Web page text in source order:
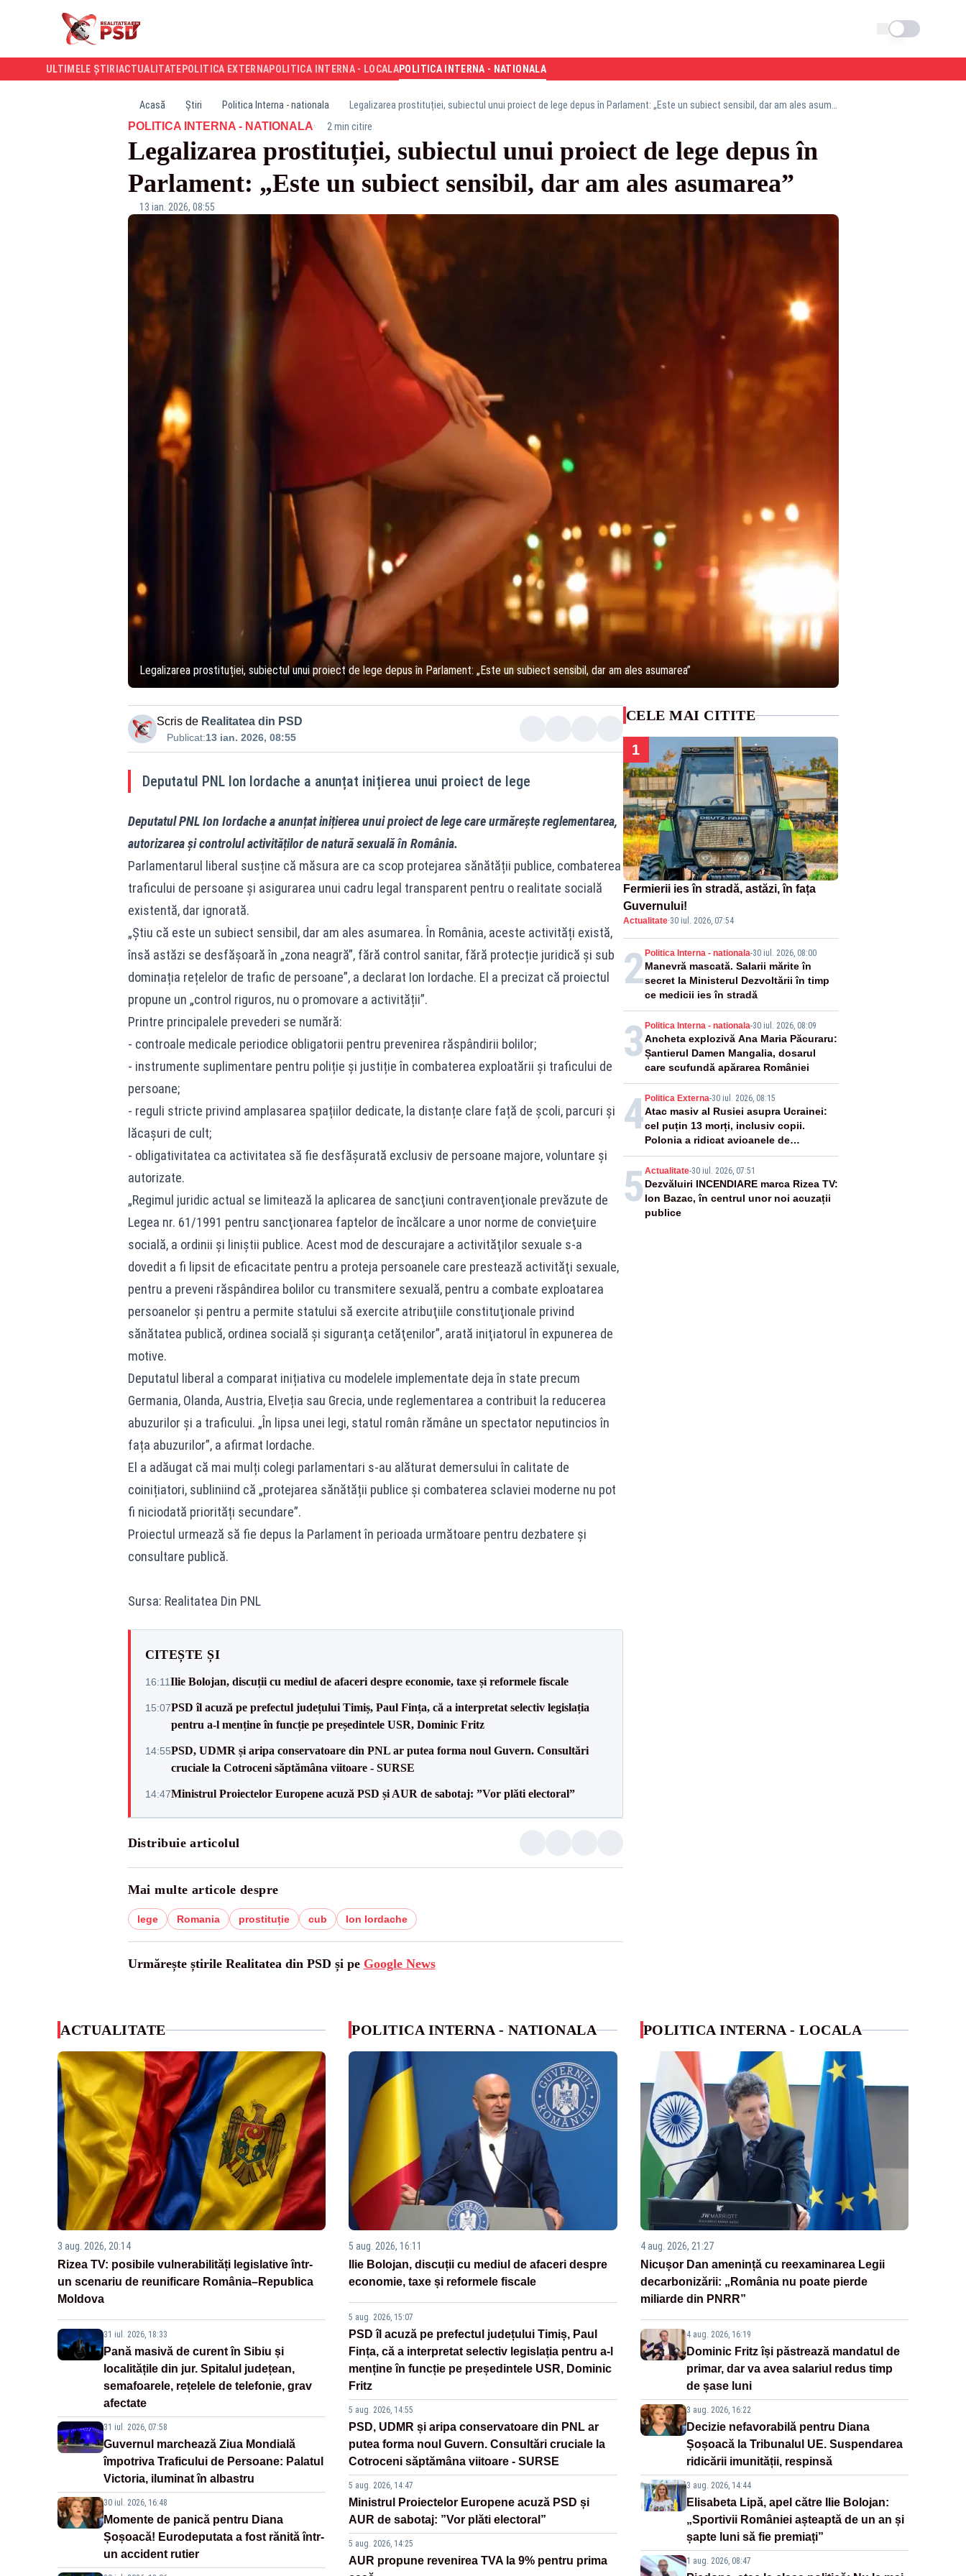
Schimba tema
ULTIMELE ȘTIRI ACTUALITATE POLITICA EXTERNAPOLITICA INTERNA - LOCALAPOLITICA INTERNA - NATIONALA
Acasă Știri Politica Interna - nationala
POLITICA INTERNA - NATIONALA· 2 min citire
Legalizarea prostituției, subiectul unui proiect de lege depus în
Parlament: „Este un subiect sensibil, dar am ales asumarea”
13 ian. 2026, 08:55
Legalizarea prostituției, subiectul unui proiect de lege depus în Parlament: „Este un subiect sensibil, dar am ales asumarea”
Scris de Realitatea din PSD
Publicat:13 ian. 2026, 08:55
Deputatul PNL Ion Iordache a anunțat inițierea unui proiect de lege
Deputatul PNL Ion Iordache a anunțat inițierea unui proiect de lege care urmărește reglementarea,
autorizarea și controlul activităților de natură sexuală în România.
Parlamentarul liberal susține că măsura are ca scop protejarea sănătății publice, combaterea
traficului de persoane și asigurarea unui cadru legal transparent pentru o realitate socială
existentă, dar ignorată.
„Știu că este un subiect sensibil, dar am ales asumarea. În România, aceste activități există,
însă astăzi se desfășoară în „zona neagră”, fără control sanitar, fără protecție juridică și sub
dominația rețelelor de trafic de persoane”, a declarat Ion Iordache. El a precizat că proiectul
propune un „control riguros, nu o promovare a activității”.
Printre principalele prevederi se numără:
- controale medicale periodice obligatorii pentru prevenirea răspândirii bolilor;
- instrumente suplimentare pentru poliție și justiție în combaterea exploatării și traficului de
persoane;
- reguli stricte privind amplasarea spațiilor dedicate, la distanțe clare față de școli, parcuri și
lăcașuri de cult;
- obligativitatea ca activitatea să fie desfășurată exclusiv de persoane majore, voluntare și
autorizate.
„Regimul juridic actual se limitează la aplicarea de sancţiuni contravenţionale prevăzute de
Legea nr. 61/1991 pentru sancţionarea faptelor de încălcare a unor norme de convieţuire
socială, a ordinii şi liniştii publice. Acest mod de descurajare a activităţilor sexuale s-a
dovedit a fi lipsit de eficacitate pentru a proteja persoanele care prestează activităţi sexuale,
pentru a preveni răspândirea bolilor cu transmitere sexuală, pentru a combate exploatarea
persoanelor şi pentru a permite statului să exercite atribuţiile constituţionale privind
sănătatea publică, ordinea socială şi siguranţa cetăţenilor”, arată iniţiatorul în expunerea de
motive.
Deputatul liberal a comparat inițiativa cu modelele implementate deja în state precum
Germania, Olanda, Austria, Elveția sau Grecia, unde reglementarea a contribuit la reducerea
abuzurilor și a traficului. „În lipsa unei legi, statul român rămâne un spectator neputincios în
fața abuzurilor”, a afirmat Iordache.
El a adăugat că mai mulți colegi parlamentari s-au alăturat demersului în calitate de
coinițiatori, subliniind că „protejarea sănătății publice și combaterea sclaviei moderne nu pot
fi niciodată priorități secundare”.
Proiectul urmează să fie depus la Parlament în perioada următoare pentru dezbatere și
consultare publică.
Sursa: Realitatea Din PNL
CITEȘTE ȘI
16:11Ilie Bolojan, discuții cu mediul de afaceri despre economie, taxe și reformele fiscale
15:07PSD îl acuză pe prefectul județului Timiș, Paul Fința, că a interpretat selectiv legislația
pentru a-l menține în funcție pe președintele USR, Dominic Fritz
14:55PSD, UDMR și aripa conservatoare din PNL ar putea forma noul Guvern. Consultări
cruciale la Cotroceni săptămâna viitoare - SURSE
14:47Ministrul Proiectelor Europene acuză PSD și AUR de sabotaj: ”Vor plăti electoral”
Distribuie articolul
Mai multe articole despre
lege Romania prostituție cub Ion Iordache
Urmărește știrile Realitatea din PSD și pe Google News
CELE MAI CITITE
1
Fermierii ies în stradă, astăzi, în fața
Guvernului!
Actualitate·30 iul. 2026, 07:54
2 Politica Interna - nationala-30 iul. 2026, 08:00
Manevră mascată. Salarii mărite în
secret la Ministerul Dezvoltării în timp
ce medicii ies în stradă
3 Politica Interna - nationala-30 iul. 2026, 08:09
Ancheta explozivă Ana Maria Păcuraru:
Șantierul Damen Mangalia, dosarul
care scufundă apărarea României
4 Politica Externa-30 iul. 2026, 08:15
Atac masiv al Rusiei asupra Ucrainei:
cel puțin 13 morți, inclusiv copii.
Polonia a ridicat avioanele de
vânătoare
5 Actualitate-30 iul. 2026, 07:51
Dezvăluiri INCENDIARE marca Rizea TV:
Ion Bazac, în centrul unor noi acuzații
publice
ACTUALITATE
3 aug. 2026, 20:14
Rizea TV: posibile vulnerabilități legislative într-
un scenariu de reunificare România–Republica
Moldova
31 iul. 2026, 18:33
Pană masivă de curent în Sibiu și
localitățile din jur. Spitalul județean,
semafoarele, rețelele de telefonie, grav
afectate
31 iul. 2026, 07:58
Guvernul marchează Ziua Mondială
împotriva Traficului de Persoane: Palatul
Victoria, iluminat în albastru
30 iul. 2026, 16:48
Momente de panică pentru Diana
Șoșoacă! Eurodeputata a fost rănită într-
un accident rutier
POLITICA INTERNA - NATIONALA
5 aug. 2026, 16:11
Ilie Bolojan, discuții cu mediul de afaceri despre
economie, taxe și reformele fiscale
5 aug. 2026, 15:07
PSD îl acuză pe prefectul județului Timiș, Paul
Fința, că a interpretat selectiv legislația pentru a-l
menține în funcție pe președintele USR, Dominic
Fritz
5 aug. 2026, 14:55
PSD, UDMR și aripa conservatoare din PNL ar
putea forma noul Guvern. Consultări cruciale la
Cotroceni săptămâna viitoare - SURSE
5 aug. 2026, 14:47
Ministrul Proiectelor Europene acuză PSD și
AUR de sabotaj: ”Vor plăti electoral”
5 aug. 2026, 14:25
AUR propune revenirea TVA la 9% pentru prima
POLITICA INTERNA - LOCALA
4 aug. 2026, 21:27
Nicușor Dan amenință cu reexaminarea Legii
decarbonizării: „România nu poate pierde
miliarde din PNRR”
4 aug. 2026, 16:19
Dominic Fritz își păstrează mandatul de
primar, dar va avea salariul redus timp
de șase luni
3 aug. 2026, 16:22
Decizie nefavorabilă pentru Diana
Șoșoacă la Tribunalul UE. Suspendarea
ridicării imunității, respinsă
3 aug. 2026, 14:44
Elisabeta Lipă, apel către Ilie Bolojan:
„Sportivii României așteaptă de un an și
șapte luni să fie premiați”
1 aug. 2026, 08:47